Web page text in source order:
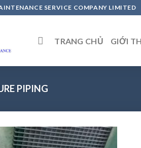
SERVICE COMPANY LIMITED
TRANG CHỦ GIỚI
PIPING